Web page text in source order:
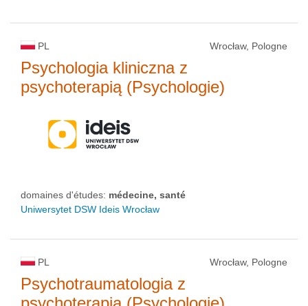
PL Wrocław, Pologne
Psychologia kliniczna z
psychoterapią (Psychologie)
domaines d'études: médecine, santé
Uniwersytet DSW Ideis Wrocław
PL Wrocław, Pologne
Psychotraumatologia z